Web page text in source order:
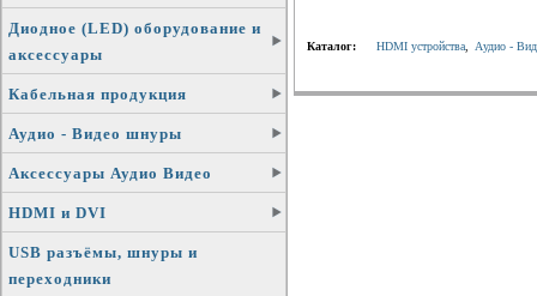
Диодное (LED) оборудование и
аксессуары
Кабельная продукция
Аудио - Видео шнуры
Аксессуары Аудио Видео
HDMI и DVI
USB разъёмы, шнуры и
переходники
Каталог: HDMI устройства Аудио -